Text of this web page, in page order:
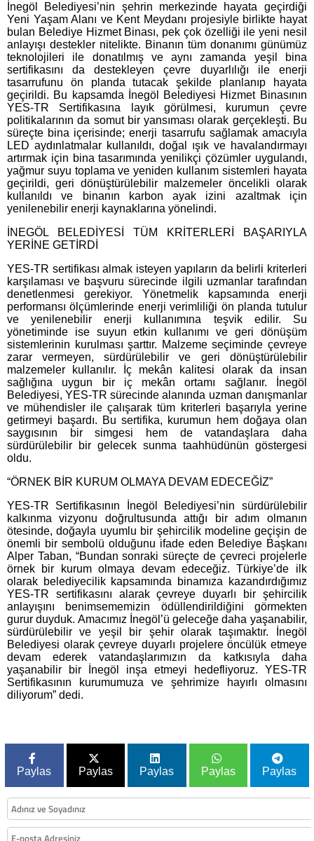
İnegöl Belediyesi’nin şehrin merkezinde hayata geçirdiği
Yeni Yaşam Alanı ve Kent Meydanı projesiyle birlikte hayat
bulan Belediye Hizmet Binası, pek çok özelliği ile yeni nesil
anlayışı destekler nitelikte. Binanın tüm donanımı günümüz
teknolojileri ile donatılmış ve aynı zamanda yeşil bina
sertifikasını da destekleyen çevre duyarlılığı ile enerji
tasarrufunu ön planda tutacak şekilde planlanıp hayata
geçirildi. Bu kapsamda İnegöl Belediyesi Hizmet Binasının
YES-TR Sertifikasına layık görülmesi, kurumun çevre
politikalarının da somut bir yansıması olarak gerçekleşti. Bu
süreçte bina içerisinde; enerji tasarrufu sağlamak amacıyla
LED aydınlatmalar kullanıldı, doğal ışık ve havalandırmayı
artırmak için bina tasarımında yenilikçi çözümler uygulandı,
yağmur suyu toplama ve yeniden kullanım sistemleri hayata
geçirildi, geri dönüştürülebilir malzemeler öncelikli olarak
kullanıldı ve binanın karbon ayak izini azaltmak için
yenilenebilir enerji kaynaklarına yönelindi.
İNEGÖL BELEDİYESİ TÜM KRİTERLERİ BAŞARIYLA
YERİNE GETİRDİ
YES-TR sertifikası almak isteyen yapıların da belirli kriterleri
karşılaması ve başvuru sürecinde ilgili uzmanlar tarafından
denetlenmesi gerekiyor. Yönetmelik kapsamında enerji
performansı ölçümlerinde enerji verimliliği ön planda tutulur
ve yenilenebilir enerji kullanımına teşvik edilir. Su
yönetiminde ise suyun etkin kullanımı ve geri dönüşüm
sistemlerinin kurulması şarttır. Malzeme seçiminde çevreye
zarar vermeyen, sürdürülebilir ve geri dönüştürülebilir
malzemeler kullanılır. İç mekân kalitesi olarak da insan
sağlığına uygun bir iç mekân ortamı sağlanır. İnegöl
Belediyesi, YES-TR sürecinde alanında uzman danışmanlar
ve mühendisler ile çalışarak tüm kriterleri başarıyla yerine
getirmeyi başardı. Bu sertifika, kurumun hem doğaya olan
saygısının bir simgesi hem de vatandaşlara daha
sürdürülebilir bir gelecek sunma taahhüdünün göstergesi
oldu.
“ÖRNEK BİR KURUM OLMAYA DEVAM EDECEĞİZ”
YES-TR Sertifikasının İnegöl Belediyesi’nin sürdürülebilir
kalkınma vizyonu doğrultusunda attığı bir adım olmanın
ötesinde, doğayla uyumlu bir şehircilik modeline geçişin de
önemli bir sembolü olduğunu ifade eden Belediye Başkanı
Alper Taban, “Bundan sonraki süreçte de çevreci projelerle
örnek bir kurum olmaya devam edeceğiz. Türkiye’de ilk
olarak belediyecilik kapsamında binamıza kazandırdığımız
YES-TR sertifikasını alarak çevreye duyarlı bir şehircilik
anlayışını benimsememizin ödüllendirildiğini görmekten
gurur duyduk. Amacımız İnegöl’ü geleceğe daha yaşanabilir,
sürdürülebilir ve yeşil bir şehir olarak taşımaktır. İnegöl
Belediyesi olarak çevreye duyarlı projelere öncülük etmeye
devam ederek vatandaşlarımızın da katkısıyla daha
yaşanabilir bir İnegöl inşa etmeyi hedefliyoruz. YES-TR
Sertifikasının kurumumuza ve şehrimize hayırlı olmasını
diliyorum” dedi.
Paylas Paylas Paylas Paylas Paylas